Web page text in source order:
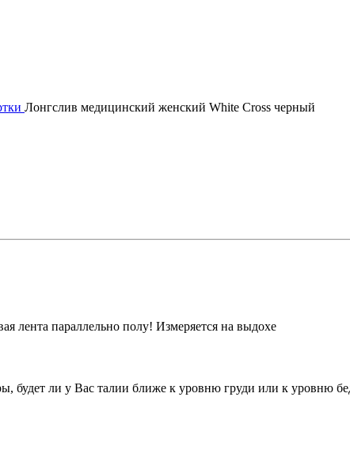
Лонгслив медицинский женский White Cross черный
лента параллельно полу! Измеряется на выдохе
будет ли у Вас талии ближе к уровню груди или к уровню